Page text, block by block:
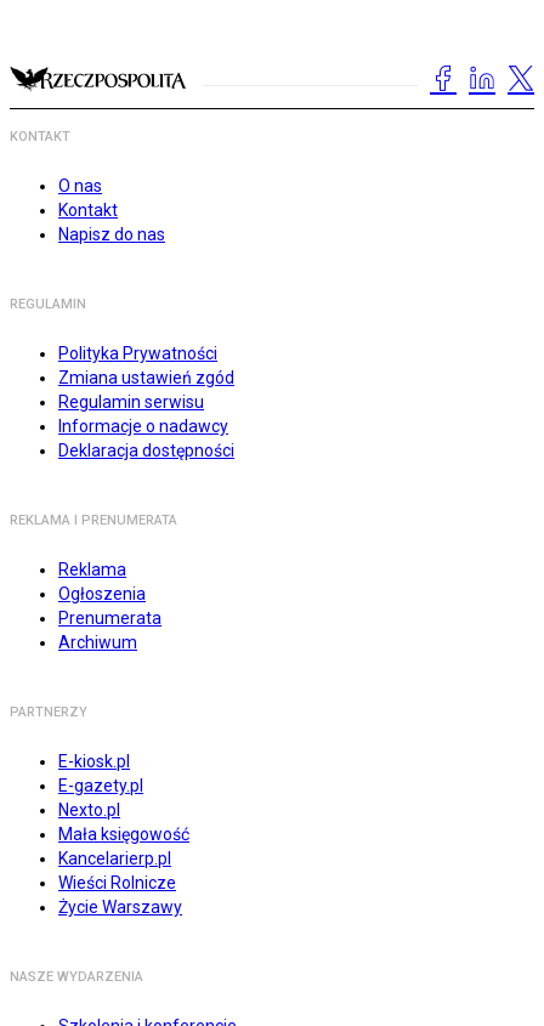
KONTAKT
O nas
Kontakt
Napisz do nas
REGULAMIN
Polityka Prywatności
Zmiana ustawień zgód
Regulamin serwisu
Informacje o nadawcy
Deklaracja dostępności
REKLAMA I PRENUMERATA
Reklama
Ogłoszenia
Prenumerata
Archiwum
PARTNERZY
E-kiosk.pl
E-gazety.pl
Nexto.pl
Mała księgowość
Kancelarierp.pl
Wieści Rolnicze
Życie Warszawy
NASZE WYDARZENIA